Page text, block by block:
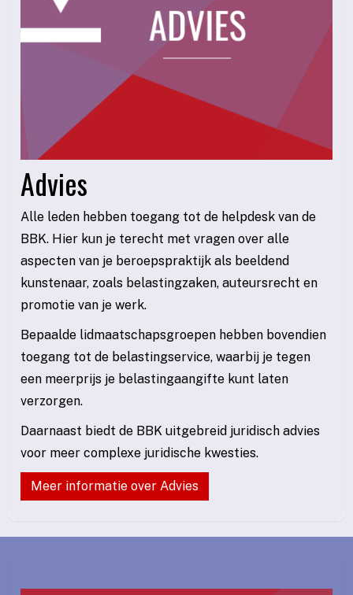
Advies
Alle leden hebben toegang tot de helpdesk van de
BBK. Hier kun je terecht met vragen over alle
aspecten van je beroepspraktijk als beeldend
kunstenaar, zoals belastingzaken, auteursrecht en
promotie van je werk.
Bepaalde lidmaatschapsgroepen hebben bovendien
toegang tot de belastingservice, waarbij je tegen
een meerprijs je belastingaangifte kunt laten
verzorgen.
Daarnaast biedt de BBK uitgebreid juridisch advies
voor meer complexe juridische kwesties.
Meer informatie over Advies